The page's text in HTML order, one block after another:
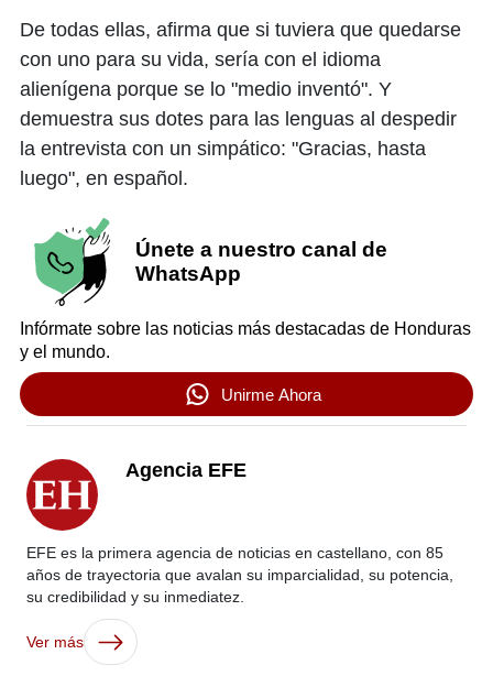
De todas ellas, afirma que si tuviera que quedarse
con uno para su vida, sería con el idioma
alienígena porque se lo "medio inventó". Y
demuestra sus dotes para las lenguas al despedir
la entrevista con un simpático: "Gracias, hasta
luego", en español.
Únete a nuestro canal de
WhatsApp
Infórmate sobre las noticias más destacadas de Honduras
y el mundo.
Unirme Ahora
Agencia EFE
EFE es la primera agencia de noticias en castellano, con 85
años de trayectoria que avalan su imparcialidad, su potencia,
su credibilidad y su inmediatez.
Ver más